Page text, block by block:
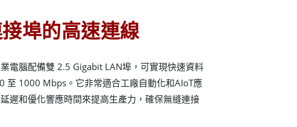
埠的高速連線
電腦配備雙 2.5 Gigabit LAN埠，可實現快速資料
至 1000 Mbps。它非常適合工廠自動化和AIoT應
遲和優化響應時間來提高生產力，確保無縫連接